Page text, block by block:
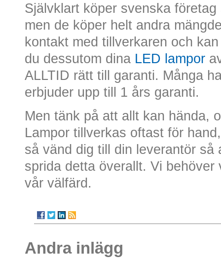
Självklart köper svenska
men de köper helt andra
kontakt med tillverkaren och
du dessutom dina LED lampor
ALLTID rätt till garanti. Många
erbjuder upp till 1 års garanti.
Men tänk på att allt kan hända,
Lampor tillverkas oftast för
så vänd dig till din leverantör
sprida detta överallt. Vi
vår välfärd.
Andra inlägg